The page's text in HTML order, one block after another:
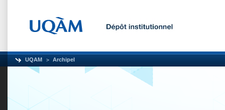
UQAM Archipel